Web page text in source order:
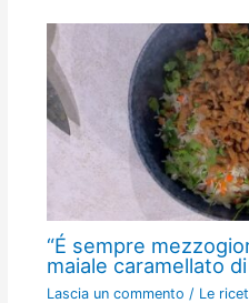
“É sempre
maiale caramellato
Lascia un commento / Le